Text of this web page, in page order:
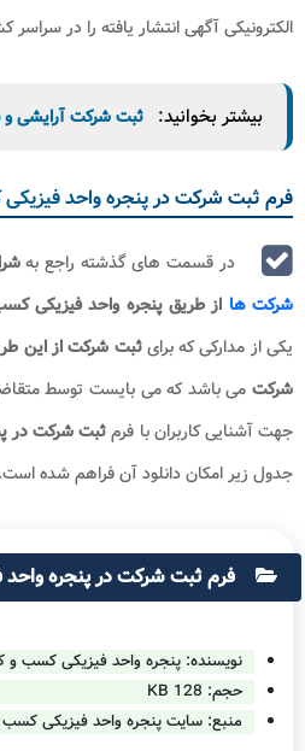
الکترونیکی آگهی انتشار یافته را در سراسر
بیشتر بخوانید: ثبت شرکت آرایشی و
فرم ثبت شرکت در پنجره واحد
در قسمت های گذشته راجع به
شرکت ها از طریق پنجره واحد فیزیکی
یکی از مدارکی که برایثبت شرکت از این
شرکت می باشد که می بایست توسط
جهت آشنایی کاربران با فرمثبت شرکت در
جدول زیر امکان دانلود آن فراهم شده است.
فرم ثبت شرکت در پنجره
نویسنده: پنجره واحد فیزیکی کسب و
حجم: 128 KB
منبع: سایتپنجره واحد فیزیکی کسب